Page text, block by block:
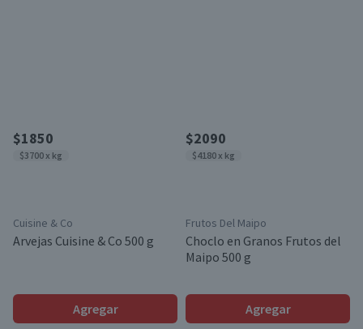
$1850
$3700 x kg
Cuisine & Co
Arvejas Cuisine & Co 500 g
Agregar
$2090
$4180 x kg
Frutos Del Maipo
Choclo en Granos Frutos del
Maipo 500 g
Agregar